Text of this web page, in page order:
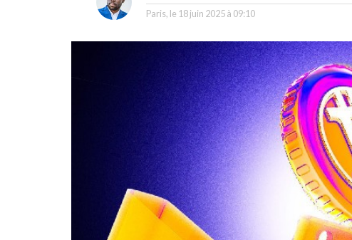
Paris, le 18 juin 2025 à 09:10